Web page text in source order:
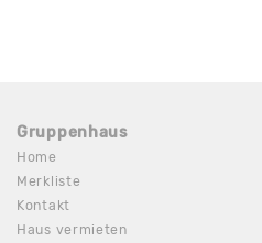
Gruppenhaus
Home
Merkliste
Kontakt
Haus vermieten